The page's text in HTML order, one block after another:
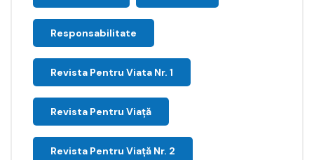
Responsabilitate
Revista Pentru Viata Nr. 1
Revista Pentru Viață
Revista Pentru Viață Nr. 2